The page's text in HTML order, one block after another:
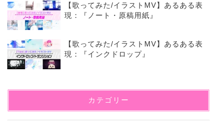
【歌ってみた/イラストMV】あるある表
現：『ノート・原稿用紙』
【歌ってみた/イラストMV】あるある表
現：『インクドロップ』
カテゴリー